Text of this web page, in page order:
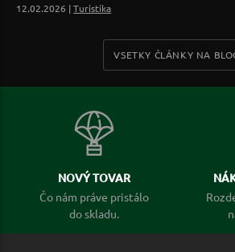
12.02.2026 |Turistika
VSETKY ČLÁNKY NA
NOVÝ TOVAR
Čo nám práve pristálo
do skladu.